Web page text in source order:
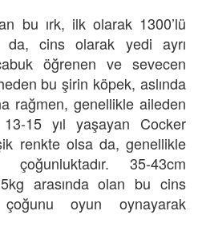
bu ırk, ilk olarak 1300’lü
da, cins olarak yedi ayrı
öğrenen ve sevecen
bu şirin köpek, aslında
rağmen, genellikle aileden
15 yıl yaşayan Cocker
renkte olsa da, genellikle
35-43cm
arasında olan bu cins
oyun oynayarak